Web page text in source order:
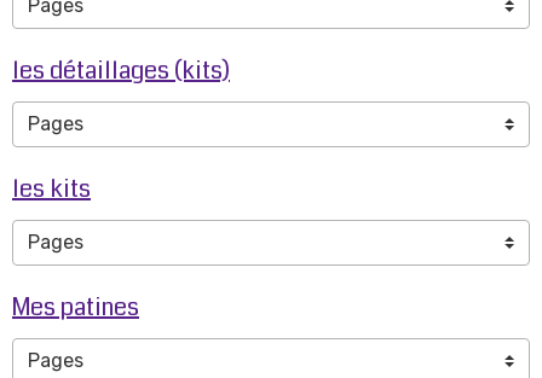
les détaillages (kits)
les kits
Mes patines